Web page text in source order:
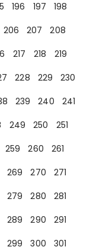
196 197
198
206 207
208
217 218
219
228 229
230
239 240
241
249 250
251
259 260
261
269 270
271
279 280
281
289 290
291
299 300 301